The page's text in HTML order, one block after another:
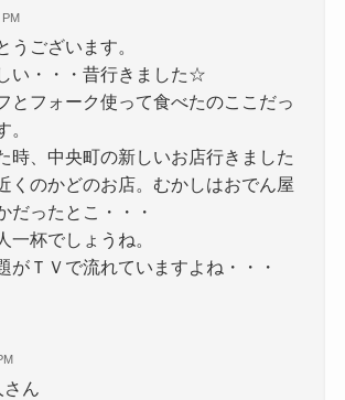
PM
うございます。
い・・・昔行きました☆
とフォーク使って食べたのここだっ
。
時、中央町の新しいお店行きました
くのかどのお店。むかしはおでん屋
だったとこ・・・
一杯でしょうね。
がＴＶで流れていますよね・・・
ん